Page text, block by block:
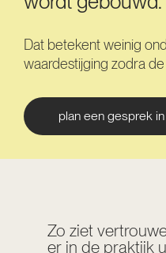
Dat betekent weinig
waardestijging zodra de
plan een gesprek in
Zo ziet
er in de praktijk